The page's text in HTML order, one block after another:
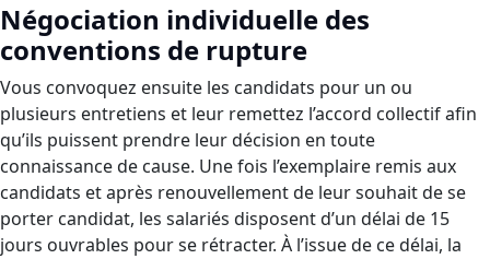
Négociation individuelle des
conventions de rupture
Vous convoquez ensuite les candidats pour un ou
plusieurs entretiens et leur remettez l’accord collectif afin
qu’ils puissent prendre leur décision en toute
connaissance de cause. Une fois l’exemplaire remis aux
candidats et après renouvellement de leur souhait de se
porter candidat, les salariés disposent d’un délai de 15
jours ouvrables pour se rétracter. À l’issue de ce délai, la